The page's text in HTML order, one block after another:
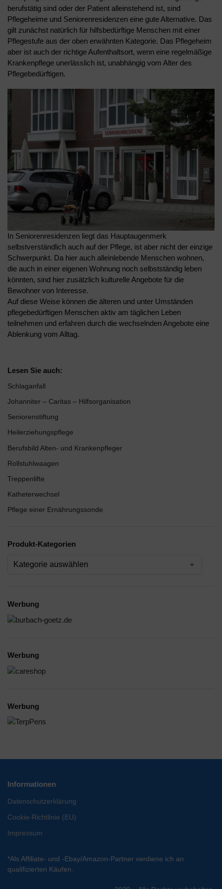
berufstätig sind oder der Patient alleinstehend ist, sind
Pflegeheime und Seniorenresidenzen eine gute Alternative. Das
gilt zunächst natürlich für hilfsbedürftige Menschen mit einer
Pflegestufe aus der oben erwähnten Kategorie. Das Pflegeheim
aber ist auch der richtige Aufenthaltsort, wenn eine regelmäßige
Krankenpflege unerlässlich ist, unabhängig vom Alter des
Pflegebedürftigen.
In Seniorenresidenzen liegt das Hauptaugenmerk
selbstverständlich auch auf der Pflege, ist aber nicht der einzige
Schwerpunkt. Da hier auch alleinlebende Menschen wohnen,
die auch in einer eigenen Wohnung noch selbstständig leben
könnten, sind hier zusätzlich kulturelle Angebote für die
Bewohner von Interesse.
Auf diese Weise können die älteren und unter Umständen
pflegebedürftigen Menschen aktiv am täglichen Leben
teilnehmen und erfahren durch die wechselnden Angebote eine
Ablenkung vom Alltag.
Lesen Sie auch:
Schlaganfall
Johanniter – Caritas – Hilfsorganisation
Seniorenstiftung
Heilerziehungspflege
Berufsbild Alten- und Krankenpfleger
Rollstuhlwaagen
Treppenlifte
Katheterwechsel
Pflege einer Ernährungssonde
Produkt-Kategorien
Werbung
Werbung
Werbung
Informationen
Datenschutzerklärung
Cookie-Richtlinie (EU)
Impressum
*Als Affiliate- und -Ebay/Amazon-Partner verdiene ich an
qualifizierten Käufen.